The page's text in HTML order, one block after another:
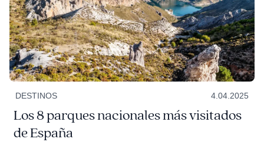
DESTINOS 4.04.2025
Los 8 parques nacionales más visitados
de España